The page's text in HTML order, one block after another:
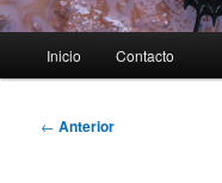
principal
Inicio Contacto
Navegación
← Anterior